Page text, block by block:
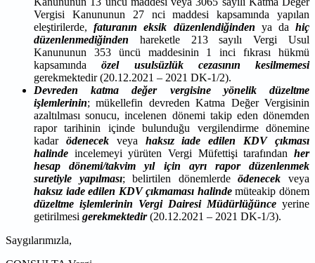
Vergisi Kanununun 27 nci maddesi kapsamında yapılan
eleştirilerde,faturanın eksik düzenlendiğinden ya dahiç
düzenlenmediğinden hareketle 213 sayılı Vergi Usul
Kanununun 353 üncü maddesinin 1 inci fıkrası hükmü
kapsamındaözel usulsüzlük cezasının kesilmemesi
gerekmektedir (20.12.2021 – 2021 DK-1/2).
Devreden katma değer vergisine yönelik düzeltme
işlemlerinin; mükellefin devreden Katma Değer Vergisinin
azaltılması sonucu, incelenen dönemi takip eden dönemden
rapor tarihinin içinde bulunduğu vergilendirme dönemine
kadar ödenecekveya haksız iade edilen KDV çıkması
halinde incelemeyi yürüten Vergi Müfettişi tarafından her
hesap dönemi/takvim yıl için ayrı rapor düzenlenmek
suretiyle yapılması; belirtilen dönemlerdeödenecek veya
haksız iade edilen KDV çıkmaması halindemüteakip dönem
düzeltme işlemlerinin Vergi Dairesi Müdürlüğünce yerine
getirilmesi gerekmektedir(20.12.2021 – 2021 DK-1/3).
Saygılarımızla,